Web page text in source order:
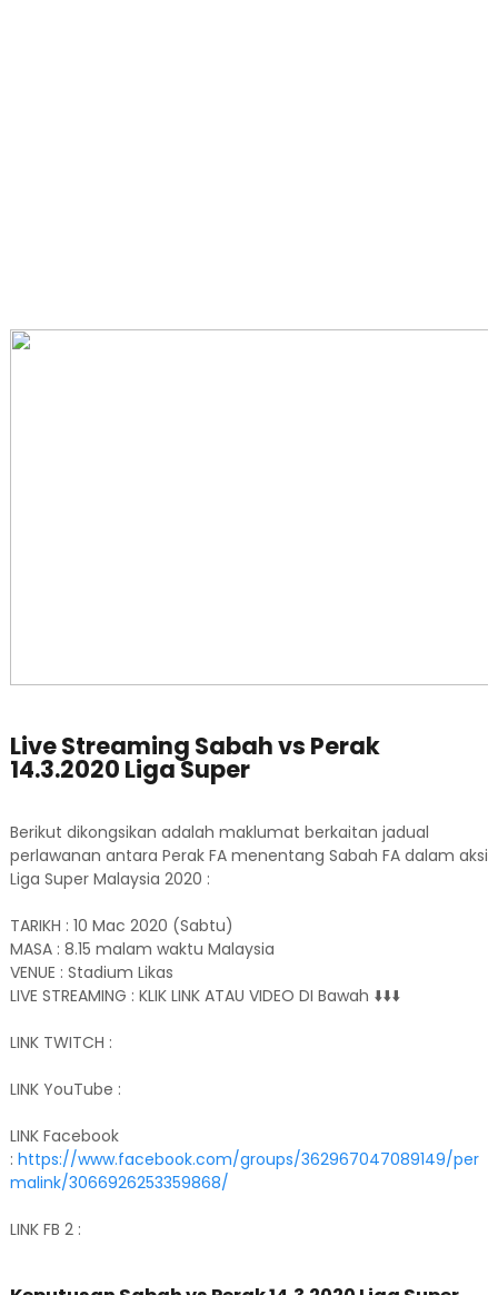
Live Streaming Sabah vs Perak
14.3.2020 Liga Super
Berikut dikongsikan adalah maklumat berkaitan jadual
perlawanan antara Perak FA menentang Sabah FA dalam aksi
Liga Super Malaysia 2020 :
TARIKH : 10 Mac 2020 (Sabtu)
MASA : 8.15 malam waktu Malaysia
VENUE : Stadium Likas
LIVE STREAMING : KLIK LINK ATAU VIDEO DI Bawah ⬇️⬇️⬇️
LINK TWITCH :
LINK YouTube :
LINK Facebook
: https://www.facebook.com/groups/362967047089149/per
malink/3066926253359868/
LINK FB 2 :